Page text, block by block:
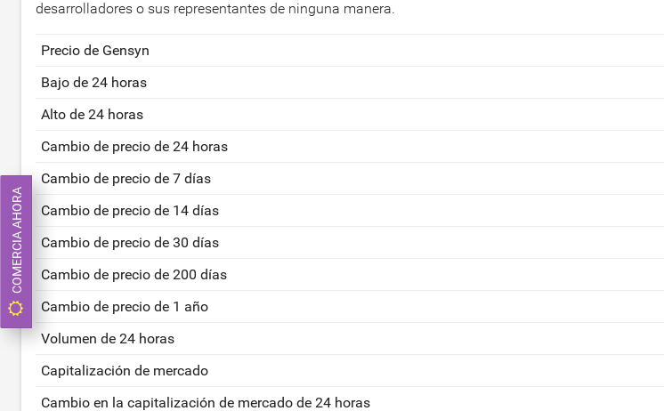
desarrolladores o sus representantes de ninguna manera.
Precio de Gensyn
Bajo de 24 horas
Alto de 24 horas
Cambio de precio de 24 horas
Cambio de precio de 7 días
Cambio de precio de 14 días
Cambio de precio de 30 días
Cambio de precio de 200 días
Cambio de precio de 1 año
Volumen de 24 horas
Capitalización de mercado
Cambio en la capitalización de mercado de 24 horas
COMERCIA AHORA